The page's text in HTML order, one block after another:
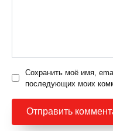
Сохранить моё имя,
последующих моих